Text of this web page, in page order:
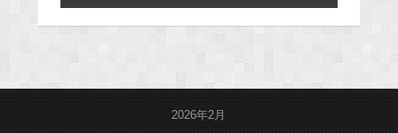
2026年2月